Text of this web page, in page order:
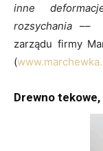
inne
rozsychania––
zarządu firmy
(
Drewno